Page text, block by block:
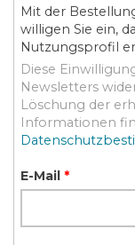
Mit der
willigen Sie ein,
Nutzungsprofil
Diese
Newsletters
Löschung der
Informationen
E-Mail *